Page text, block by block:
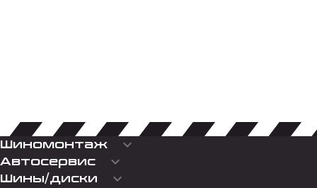
Шиномонтаж keyboard_arrow_down
Автосервис keyboard_arrow_down
Шины/диски keyboard_arrow_down